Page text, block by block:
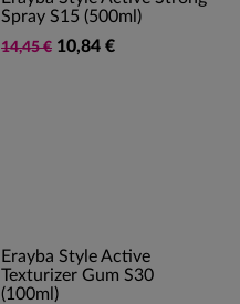
Spray S15 (500ml)
14,45 € 10,84 €
Erayba Style Active
Texturizer Gum S30
(100ml)